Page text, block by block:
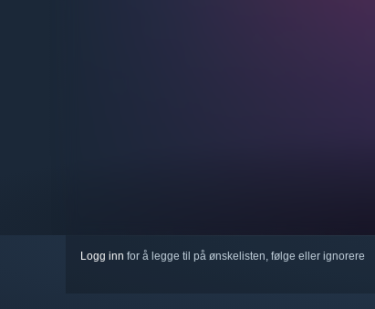
Logg inn for å legge til på ønskelisten, følge eller ignorere